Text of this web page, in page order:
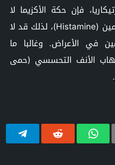
فإن حكة الأكزيما لا
تحدث فقط بسبب الهيستامين (Histamine)، لذلك قد لا
في الأعراض. وغالبا ما
الأنف التحسسي (حمى